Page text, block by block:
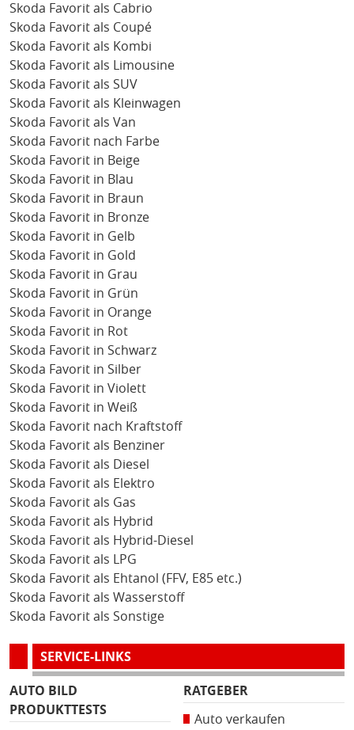
Skoda Favorit als Cabrio
Skoda Favorit als Coupé
Skoda Favorit als Kombi
Skoda Favorit als Limousine
Skoda Favorit als SUV
Skoda Favorit als Kleinwagen
Skoda Favorit als Van
Skoda Favorit nach Farbe
Skoda Favorit in Beige
Skoda Favorit in Blau
Skoda Favorit in Braun
Skoda Favorit in Bronze
Skoda Favorit in Gelb
Skoda Favorit in Gold
Skoda Favorit in Grau
Skoda Favorit in Grün
Skoda Favorit in Orange
Skoda Favorit in Rot
Skoda Favorit in Schwarz
Skoda Favorit in Silber
Skoda Favorit in Violett
Skoda Favorit in Weiß
Skoda Favorit nach Kraftstoff
Skoda Favorit als Benziner
Skoda Favorit als Diesel
Skoda Favorit als Elektro
Skoda Favorit als Gas
Skoda Favorit als Hybrid
Skoda Favorit als Hybrid-Diesel
Skoda Favorit als LPG
Skoda Favorit als Ehtanol (FFV, E85 etc.)
Skoda Favorit als Wasserstoff
Skoda Favorit als Sonstige
SERVICE-LINKS
AUTO BILD
PRODUKTTESTS
RATGEBER
Auto verkaufen